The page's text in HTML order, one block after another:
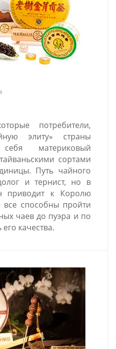
потребители,
элиту» страны
материковый
сортами
Путь чайного
и тернист, но в
приводит к Королю
способны пройти
чаев до пуэра и по
качества.